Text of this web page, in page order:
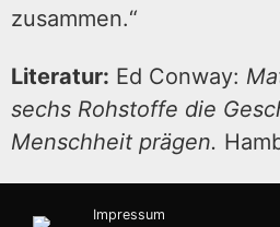
zusammen.“
Literatur: Ed Conway:
sechs Rohstoffe die
Menschheit prägen.
Impressum